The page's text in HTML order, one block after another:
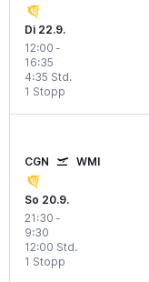
Di 22.9.
12:00 -
16:35
1 Stopp
4:35 Std.
CGN WMI
So 20.9.
21:30 -
9:30
1 Stopp
12:00 Std.